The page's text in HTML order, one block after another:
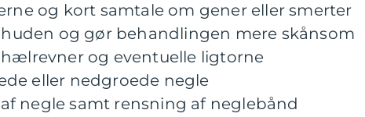
og kort samtale om gener eller smerter
og gør behandlingen mere skånsom
hælrevner og eventuelle ligtorne
eller nedgroede negle
negle samt rensning af neglebånd